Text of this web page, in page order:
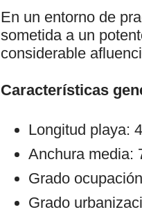
En un entorno de
sometida a un
considerable
Características
Longitud playa:
Anchura media:
Grado
Grado